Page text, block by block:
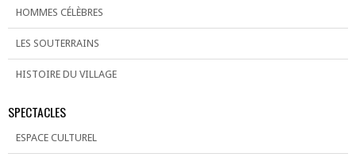
HOMMES CÉLÈBRES
LES SOUTERRAINS
HISTOIRE DU VILLAGE
SPECTACLES
ESPACE CULTUREL